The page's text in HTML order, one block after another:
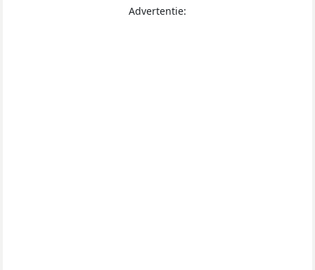
Advertentie: